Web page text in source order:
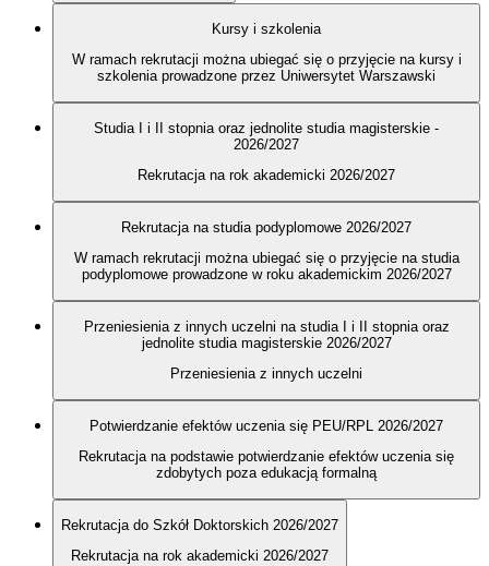
Kursy i szkolenia
W ramach rekrutacji można ubiegać się o przyjęcie na kursy i
szkolenia prowadzone przez Uniwersytet Warszawski
Studia I i II stopnia oraz jednolite studia magisterskie -
2026/2027
Rekrutacja na rok akademicki 2026/2027
Rekrutacja na studia podyplomowe 2026/2027
W ramach rekrutacji można ubiegać się o przyjęcie na studia
podyplomowe prowadzone w roku akademickim 2026/2027
Przeniesienia z innych uczelni na studia I i II stopnia oraz
jednolite studia magisterskie 2026/2027
Przeniesienia z innych uczelni
Potwierdzanie efektów uczenia się PEU/RPL 2026/2027
Rekrutacja na podstawie potwierdzanie efektów uczenia się
zdobytych poza edukacją formalną
Rekrutacja do Szkół Doktorskich 2026/2027
Rekrutacja na rok akademicki 2026/2027